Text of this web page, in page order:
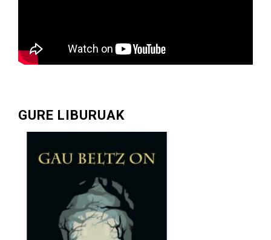
GURE LIBURUAK